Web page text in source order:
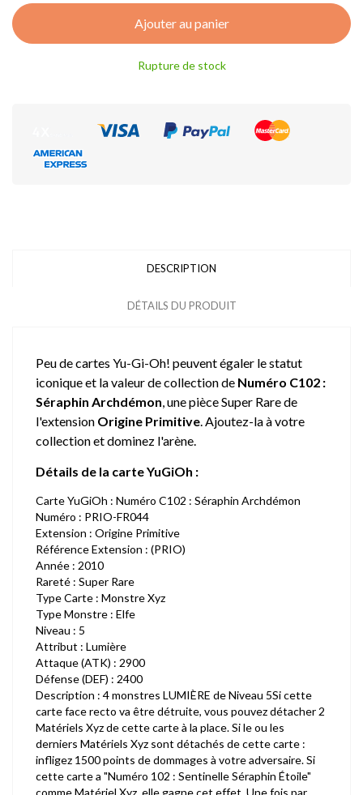
Ajouter au panier
Rupture de stock
DESCRIPTION
DÉTAILS DU PRODUIT
Peu de cartes Yu-Gi-Oh! peuvent égaler le statut
iconique et la valeur de collection de Numéro C102 :
Séraphin Archdémon, une pièce Super Rare de
l'extension Origine Primitive. Ajoutez-la à votre
collection et dominez l'arène.
Détails de la carte YuGiOh :
Carte YuGiOh : Numéro C102 : Séraphin Archdémon
Numéro : PRIO-FR044
Extension : Origine Primitive
Référence Extension : (PRIO)
Année : 2010
Rareté : Super Rare
Type Carte : Monstre Xyz
Type Monstre : Elfe
Niveau : 5
Attribut : Lumière
Attaque (ATK) : 2900
Défense (DEF) : 2400
Description : 4 monstres LUMIÈRE de Niveau 5Si cette
carte face recto va être détruite, vous pouvez détacher 2
Matériels Xyz de cette carte à la place. Si le ou les
derniers Matériels Xyz sont détachés de cette carte :
infligez 1500 points de dommages à votre adversaire. Si
cette carte a "Numéro 102 : Sentinelle Séraphin Étoile"
comme Matériel Xyz, elle gagne cet effet. Une fois par